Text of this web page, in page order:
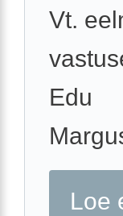
Vt.
Edu
Loe